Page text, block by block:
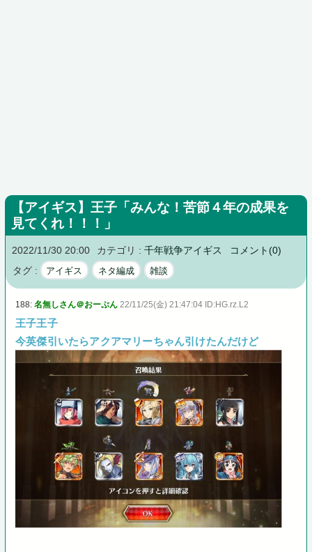
【アイギス】王子「みんな！苦節４年の成果を
見てくれ！！！」
2022/11/30 20:00 カテゴリ :千年戦争アイギス
コメント(0)
タグ :
アイギス ネタ編成 雑談
188:名無しさん＠おーぷん 22/11/25(金) 21:47:04 ID:HG.rz.L2
王子王子
今英傑引いたらアクアマリーちゃん引けたんだけど